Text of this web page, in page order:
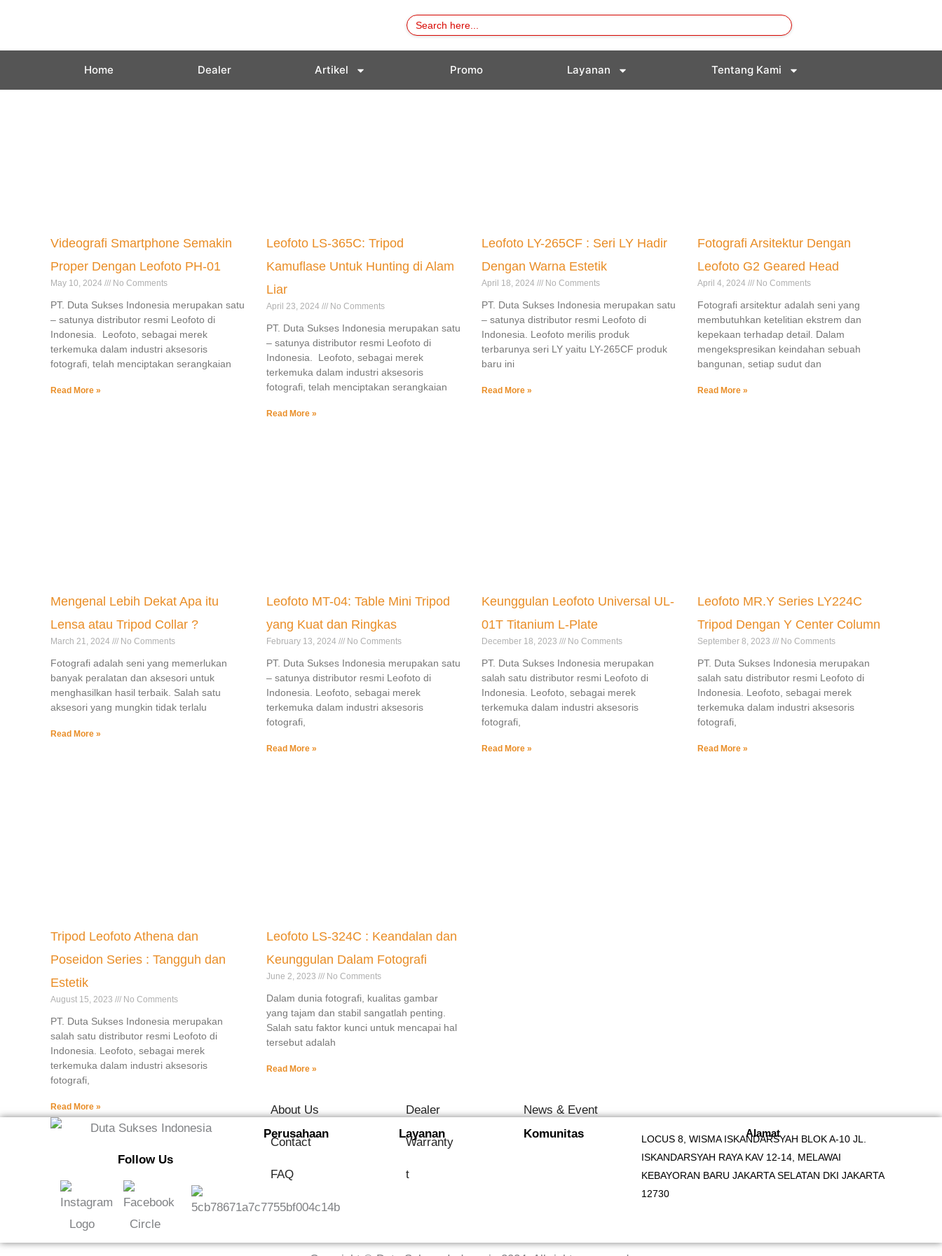
content
Search
for:
Home Dealer Artikel Promo Layanan Tentang Kami
Videografi Smartphone Semakin
Proper Dengan Leofoto PH-01
May 10, 2024 No Comments
PT. Duta Sukses Indonesia merupakan satu
– satunya distributor resmi Leofoto di
Indonesia. Leofoto, sebagai merek
terkemuka dalam industri aksesoris
fotografi, telah menciptakan serangkaian
Read More »
Leofoto LS-365C: Tripod
Kamuflase Untuk Hunting di Alam
Liar
April 23, 2024 No Comments
PT. Duta Sukses Indonesia merupakan satu
– satunya distributor resmi Leofoto di
Indonesia. Leofoto, sebagai merek
terkemuka dalam industri aksesoris
fotografi, telah menciptakan serangkaian
Read More »
Leofoto LY-265CF : Seri LY Hadir
Dengan Warna Estetik
April 18, 2024 No Comments
PT. Duta Sukses Indonesia merupakan satu
– satunya distributor resmi Leofoto di
Indonesia. Leofoto merilis produk
terbarunya seri LY yaitu LY-265CF produk
baru ini
Read More »
Fotografi Arsitektur Dengan
Leofoto G2 Geared Head
April 4, 2024 No Comments
Fotografi arsitektur adalah seni yang
membutuhkan ketelitian ekstrem dan
kepekaan terhadap detail. Dalam
mengekspresikan keindahan sebuah
bangunan, setiap sudut dan
Read More »
Mengenal Lebih Dekat Apa itu
Lensa atau Tripod Collar ?
March 21, 2024 No Comments
Fotografi adalah seni yang memerlukan
banyak peralatan dan aksesori untuk
menghasilkan hasil terbaik. Salah satu
aksesori yang mungkin tidak terlalu
Read More »
Leofoto MT-04: Table Mini Tripod
yang Kuat dan Ringkas
February 13, 2024 No Comments
PT. Duta Sukses Indonesia merupakan satu
– satunya distributor resmi Leofoto di
Indonesia. Leofoto, sebagai merek
terkemuka dalam industri aksesoris
fotografi,
Read More »
Keunggulan Leofoto Universal UL-
01T Titanium L-Plate
December 18, 2023 No Comments
PT. Duta Sukses Indonesia merupakan
salah satu distributor resmi Leofoto di
Indonesia. Leofoto, sebagai merek
terkemuka dalam industri aksesoris
fotografi,
Read More »
Leofoto MR.Y Series LY224C
Tripod Dengan Y Center Column
September 8, 2023 No Comments
PT. Duta Sukses Indonesia merupakan
salah satu distributor resmi Leofoto di
Indonesia. Leofoto, sebagai merek
terkemuka dalam industri aksesoris
fotografi,
Read More »
Tripod Leofoto Athena dan
Poseidon Series : Tangguh dan
Estetik
August 15, 2023 No Comments
PT. Duta Sukses Indonesia merupakan
salah satu distributor resmi Leofoto di
Indonesia. Leofoto, sebagai merek
terkemuka dalam industri aksesoris
fotografi,
Read More »
Leofoto LS-324C : Keandalan dan
Keunggulan Dalam Fotografi
June 2, 2023 No Comments
Dalam dunia fotografi, kualitas gambar
yang tajam dan stabil sangatlah penting.
Salah satu faktor kunci untuk mencapai hal
tersebut adalah
Read More »
Follow Us
Perusahaan Layanan Komunitas
About Us
Contact
FAQ
Dealer
Warranty
t
News & Event
Alamat
LOCUS 8, WISMA ISKANDARSYAH BLOK A-10 JL.
ISKANDARSYAH RAYA KAV 12-14, MELAWAI
KEBAYORAN BARU JAKARTA SELATAN DKI JAKARTA
12730